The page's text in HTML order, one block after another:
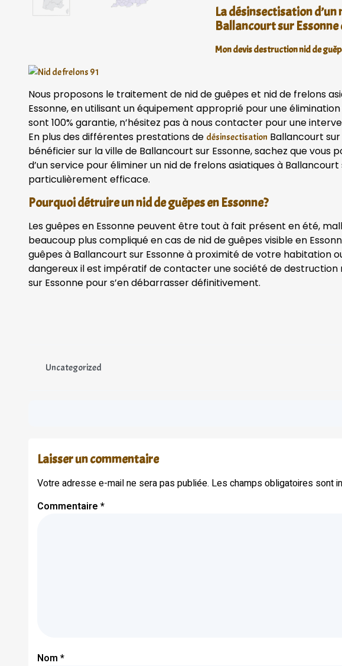
La désinsectisation d’un
Ballancourt sur
Mon devis destruction nid de
Nous proposons le traitement de nid de guêpes et nid de frelons
Essonne, en utilisant un équipement approprié pour une
sont 100% garantie, n’hésitez pas à nous contacter pour une
En plus des différentes prestations de désinsectisation Ballancourt
bénéficier sur la ville de Ballancourt sur Essonne, sachez que vous
d’un service pour éliminer un nid de frelons asiatiques à Ballancourt
particulièrement efficace.
Pourquoi détruire un nid de guêpes en Essonne?
Les guêpes en Essonne peuvent être tout à fait présent en été,
beaucoup plus compliqué en cas de nid de guêpes visible en
guêpes à Ballancourt sur Essonne à proximité de votre habitation
dangereux il est impératif de contacter une société de destruction
sur Essonne pour s’en débarrasser définitivement.
Uncategorized
Laisser un commentaire
Votre adresse e-mail ne sera pas publiée. Les champs obligatoires sont
Commentaire *
Nom *